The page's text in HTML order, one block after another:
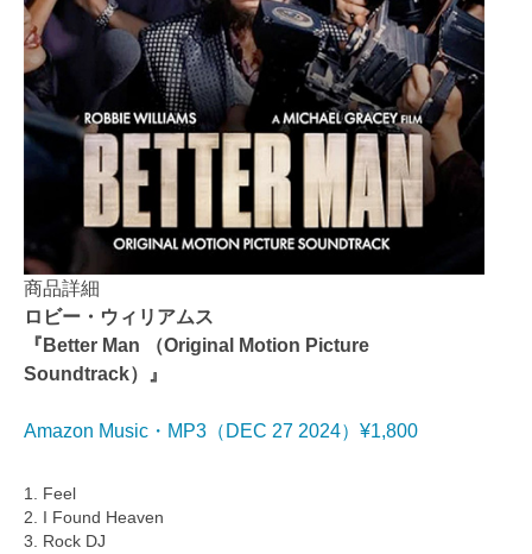
商品詳細
ロビー・ウィリアムス
『Better Man （Original Motion Picture
Soundtrack）』
Amazon Music・MP3（DEC 27 2024）¥1,800
1. Feel
2. I Found Heaven
3. Rock DJ